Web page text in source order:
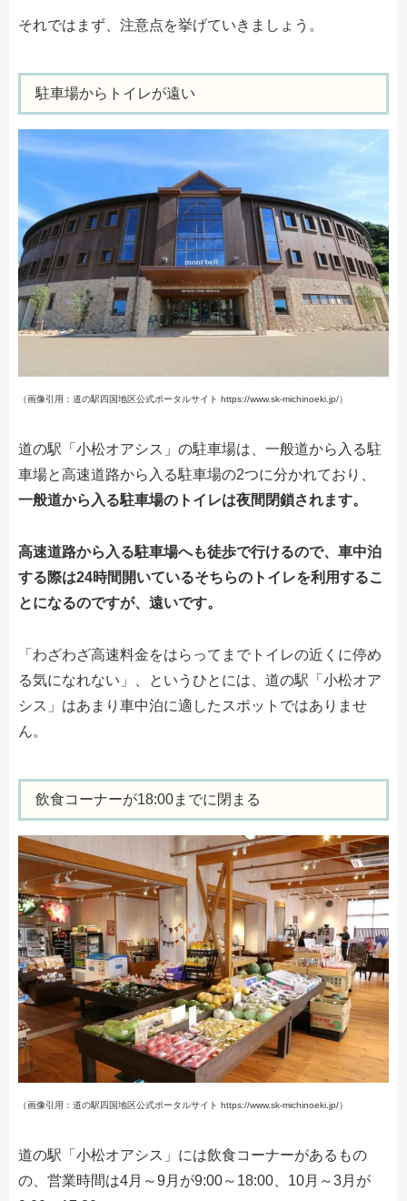
それではまず、注意点を挙げていきましょう。
駐車場からトイレが遠い
（画像引用：道の駅四国地区公式ポータルサイト https://www.sk-michinoeki.jp/）
道の駅「小松オアシス」の駐車場は、一般道から入る駐
車場と高速道路から入る駐車場の2つに分かれており、
一般道から入る駐車場のトイレは夜間閉鎖されます。
高速道路から入る駐車場へも徒歩で行けるので、車中泊
する際は24時間開いているそちらのトイレを利用するこ
とになるのですが、遠いです。
「わざわざ高速料金をはらってまでトイレの近くに停め
る気になれない」、というひとには、道の駅「小松オア
シス」はあまり車中泊に適したスポットではありませ
ん。
飲食コーナーが18:00までに閉まる
（画像引用：道の駅四国地区公式ポータルサイト https://www.sk-michinoeki.jp/）
道の駅「小松オアシス」には飲食コーナーがあるもの
の、営業時間は4月～9月が9:00～18:00、10月～3月が